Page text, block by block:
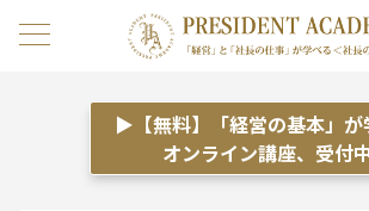
▶【無料】「経営の基本」が
オンライン講座、受付中